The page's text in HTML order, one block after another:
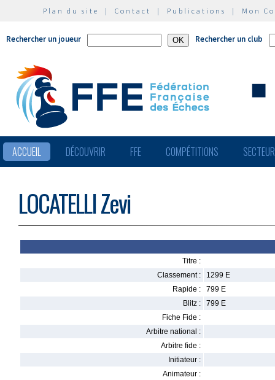
Plan du site | Contact | Publications | Mon
Rechercher un joueur Rechercher un club
ACCUEIL DÉCOUVRIR FFE COMPÉTITIONS
LOCATELLI Zevi
Titre :
Classement :
1299 E
Rapide :
799 E
Blitz :
799 E
Fiche Fide :
Arbitre national :
Arbitre fide :
Initiateur :
Animateur :